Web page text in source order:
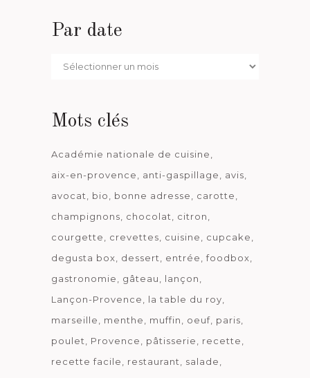
Par date
Par
Mots clés
Académie nationale de cuisine
aix-en-provence
anti-gaspillage
avis
avocat
bio bonne adresse
carotte
champignons
chocolat
citron
courgette
crevettes cuisine
cupcake
degusta box
dessert entrée
foodbox
gastronomie
gâteau
lançon
Lançon-Provence
la table du roy
marseille
menthe muffin oeuf paris
poulet
Provence pâtisserie
recette
recette facile
restaurant
salade